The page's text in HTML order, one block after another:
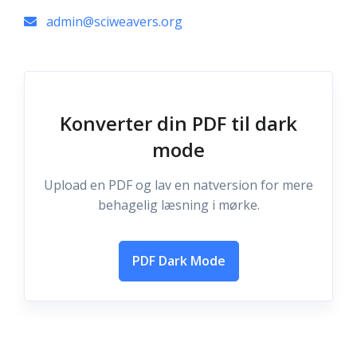
admin@sciweavers.org
Konverter din PDF til dark
mode
Upload en PDF og lav en natversion for mere
behagelig læsning i mørke.
PDF Dark Mode